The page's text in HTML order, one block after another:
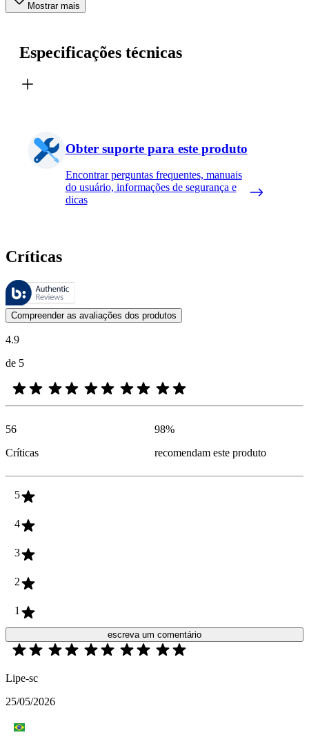
Mostrar mais
Especificações técnicas
Obter suporte para este produto
Encontrar perguntas frequentes, manuais
do usuário, informações de segurança e
dicas
Críticas
Essas avaliações são gerenciadas pelo Bazaarvoice e estão em
As opiniões dos clientes na forma de classificação do produto com
Compreender as avaliações dos produtos
4.9
de 5
56
Críticas
98%
recomendam este produto
5
4
3
2
1
escreva um comentário
Lipe-sc
25/05/2026